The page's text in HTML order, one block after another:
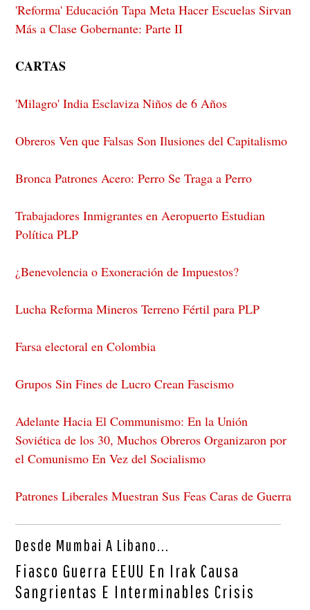
'Reforma' Educación Tapa Meta Hacer Escuelas Sirvan
Más a Clase Gobernante: Parte II
CARTAS
'Milagro' India Esclaviza Niños de 6 Años
Obreros Ven que Falsas Son Ilusiones del Capitalismo
Bronca Patrones Acero: Perro Se Traga a Perro
Trabajadores Inmigrantes en Aeropuerto Estudian
Política PLP
¿Benevolencia o Exoneración de Impuestos?
Lucha Reforma Mineros Terreno Fértil para PLP
Farsa electoral en Colombia
Grupos Sin Fines de Lucro Crean Fascismo
Adelante Hacia El Communismo: En la Unión
Soviética de los 30, Muchos Obreros Organizaron por
el Comunismo En Vez del Socialismo
Patrones Liberales Muestran Sus Feas Caras de Guerra
Desde Mumbai A Libano...
Fiasco Guerra EEUU En Irak Causa
Sangrientas E Interminables Crisis